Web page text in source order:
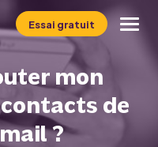
Essai gratuit
mon
de
?